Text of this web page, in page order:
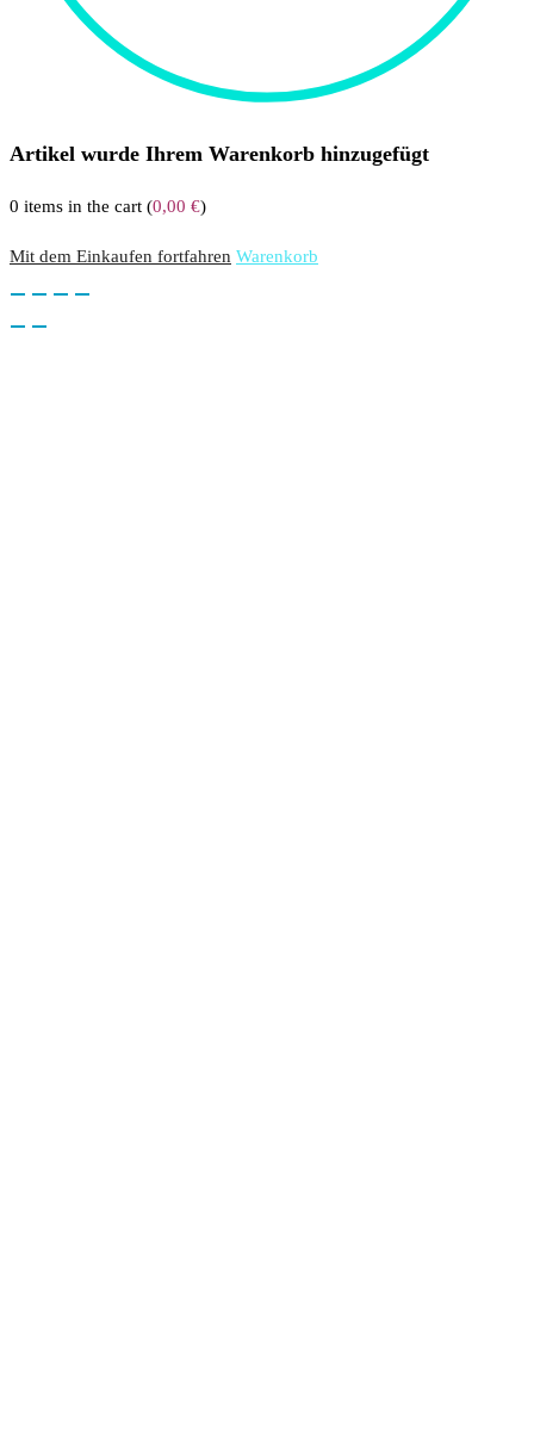
Artikel wurde Ihrem Warenkorb hinzugefügt
0 items in the cart (0,00 €)
Mit dem Einkaufen fortfahren Warenkorb